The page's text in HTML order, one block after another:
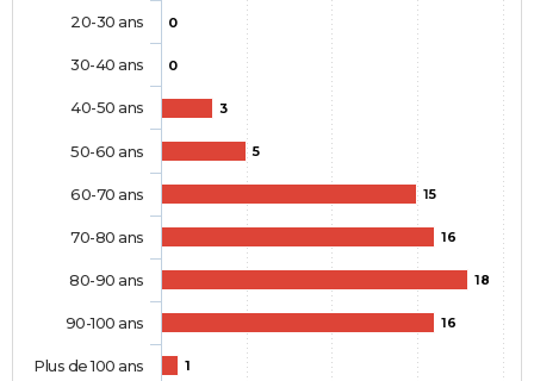
0
0
3
5
15
16
18
16
1
20-30 ans
30-40 ans
40-50 ans
50-60 ans
60-70 ans
70-80 ans
80-90 ans
90-100 ans
Plus de 100 ans